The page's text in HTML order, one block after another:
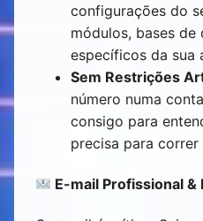
configurações do
módulos, bases
específicos da sua
Sem Restrições
número numa
consigo para
precisa para correr
E-mail Profissional &